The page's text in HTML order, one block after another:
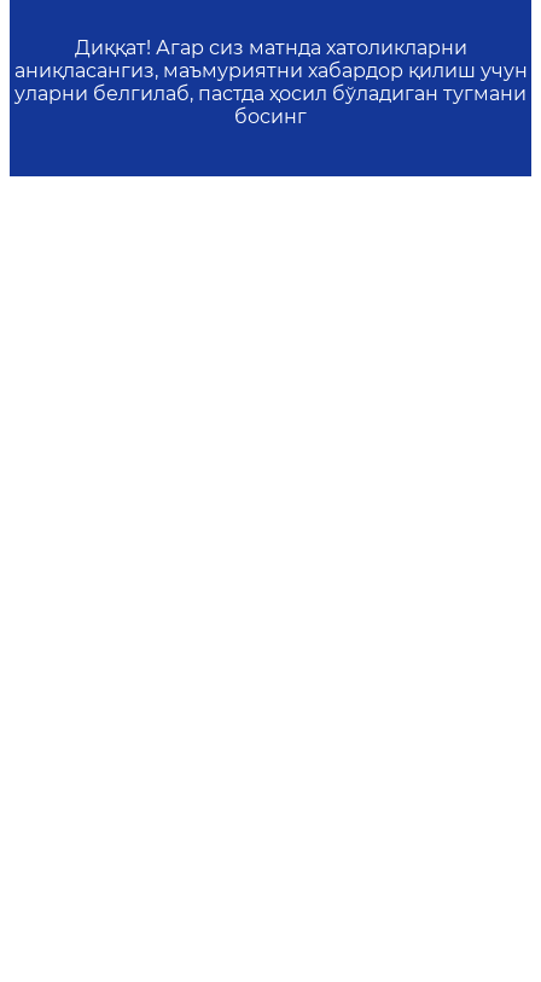
Диққат! Агар сиз матнда хатоликларни
аниқласангиз, маъмуриятни хабардор қилиш учун
уларни белгилаб, пастда ҳосил бўладиган тугмани
босинг